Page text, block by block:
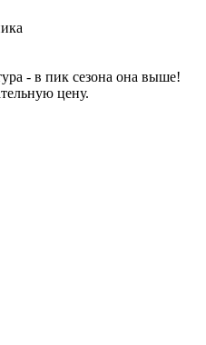
- в пик сезона она выше!
цену.